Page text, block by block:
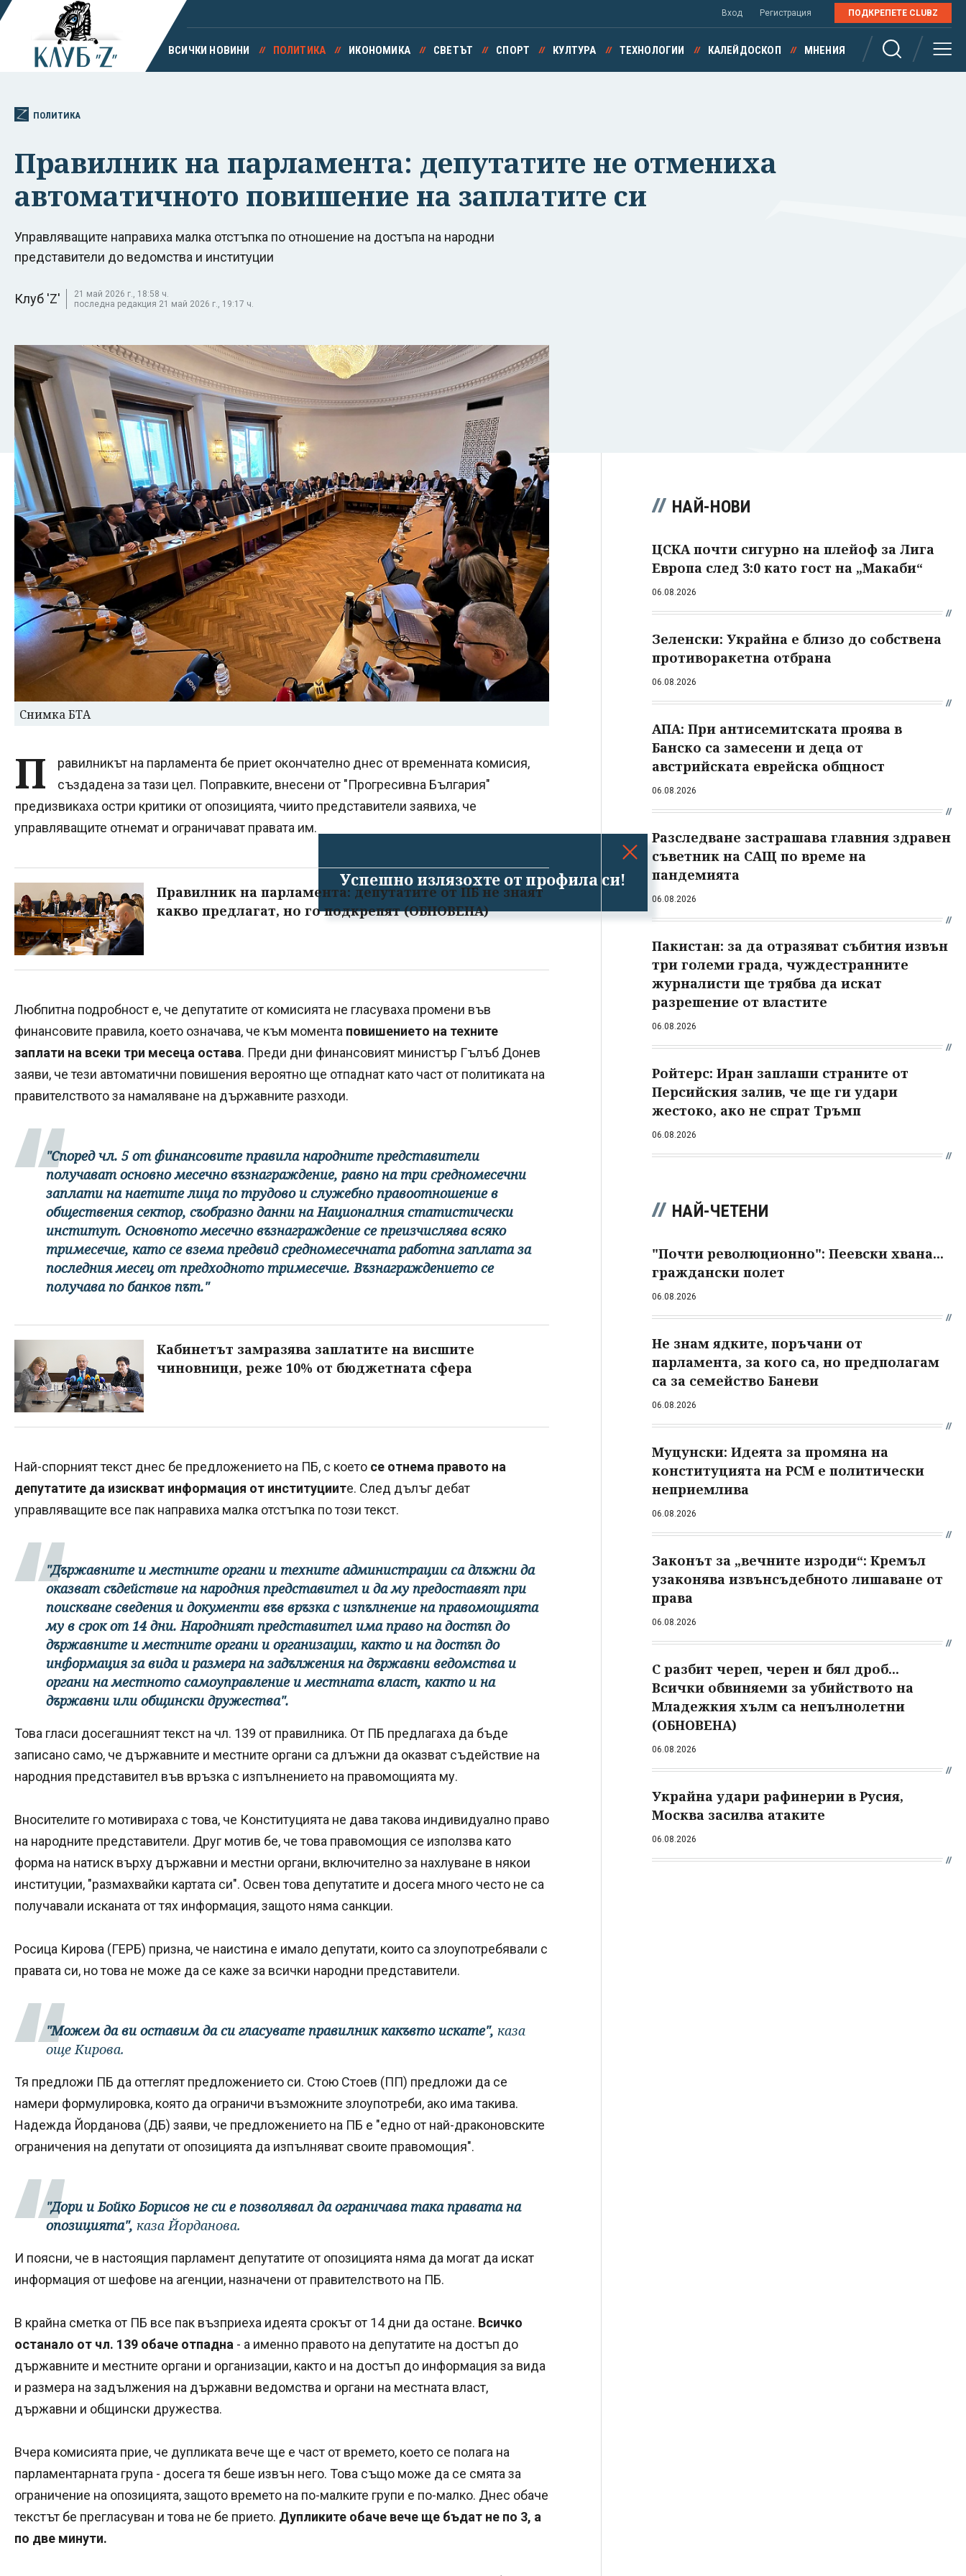
Успешно излязохте от профила си!
Вход Регистрация ПОДКРЕПЕТЕ CLUBZ
ВСИЧКИ НОВИНИ ПОЛИТИКА ИКОНОМИКА СВЕТЪТ СПОРТ КУЛТУРА ТЕХНОЛОГИИ КАЛЕЙДОСКОП МНЕНИЯ
ПОЛИТИКА
Правилник на парламента: депутатите не отмениха
автоматичното повишение на заплатите си
Управляващите направиха малка отстъпка по отношение на достъпа на народни
представители до ведомства и институции
Клуб 'Z'
21 май 2026 г., 18:58 ч.
последна редакция 21 май 2026 г., 19:17 ч.
Снимка БТА
П
равилникът на парламента бе приет окончателно днес от временната комисия,
създадена за тази цел. Поправките, внесени от "Прогресивна България"
предизвикаха остри критики от опозицията, чиито представители заявиха, че
управляващите отнемат и ограничават правата им.
Правилник на парламента: депутатите от ПБ не знаят
какво предлагат, но го подкрепят (ОБНОВЕНА)
Любпитна подробност е, че депутатите от комисията не гласуваха промени във
финансовите правила, което означава, че към момента повишението на техните
заплати на всеки три месеца остава. Преди дни финансовият министър Гълъб Донев
заяви, че тези автоматични повишения вероятно ще отпаднат като част от политиката на
правителството за намаляване на държавните разходи.
"Според чл. 5 от финансовите правила народните представители
получават основно месечно възнаграждение, равно на три средномесечни
заплати на наетите лица по трудово и служебно правоотношение в
обществения сектор, съобразно данни на Националния статистически
институт. Основното месечно възнаграждение се преизчислява всяко
тримесечие, като се взема предвид средномесечната работна заплата за
последния месец от предходното тримесечие. Възнаграждението се
получава по банков път."
Кабинетът замразява заплатите на висшите
чиновници, реже 10% от бюджетната сфера
Най-спорният текст днес бе предложението на ПБ, с което се отнема правото на
депутатите да изискват информация от институциите. След дълъг дебат
управляващите все пак направиха малка отстъпка по този текст.
"Държавните и местните органи и техните администрации са длъжни да
оказват съдействие на народния представител и да му предоставят при
поискване сведения и документи във връзка с изпълнение на правомощията
му в срок от 14 дни. Народният представител има право на достъп до
държавните и местните органи и организации, както и на достъп до
информация за вида и размера на задължения на държавни ведомства и
органи на местното самоуправление и местната власт, както и на
държавни или общински дружества".
Това гласи досегашният текст на чл. 139 от правилника. От ПБ предлагаха да бъде
записано само, че държавните и местните органи са длъжни да оказват съдействие на
народния представител във връзка с изпълнението на правомощията му.
Вносителите го мотивираха с това, че Конституцията не дава такова индивидуално право
на народните представители. Друг мотив бе, че това правомощия се използва като
форма на натиск върху държавни и местни органи, включително за нахлуване в някои
институции, "размахвайки картата си". Освен това депутатите и досега много често не са
получавали исканата от тях информация, защото няма санкции.
Росица Кирова (ГЕРБ) призна, че наистина е имало депутати, които са злоупотребявали с
правата си, но това не може да се каже за всички народни представители.
"Можем да ви оставим да си гласувате правилник какъвто искате", каза
още Кирова.
Тя предложи ПБ да оттеглят предложението си. Стою Стоев (ПП) предложи да се
намери формулировка, която да ограничи възможните злоупотреби, ако има такива.
Надежда Йорданова (ДБ) заяви, че предложението на ПБ е "едно от най-драконовските
ограничения на депутати от опозицията да изпълняват своите правомощия".
"Дори и Бойко Борисов не си е позволявал да ограничава така правата на
опозицията", каза Йорданова.
И поясни, че в настоящия парламент депутатите от опозицията няма да могат да искат
информация от шефове на агенции, назначени от правителството на ПБ.
В крайна сметка от ПБ все пак възприеха идеята срокът от 14 дни да остане. Всичко
останало от чл. 139 обаче отпадна - а именно правото на депутатите на достъп до
държавните и местните органи и организации, както и на достъп до информация за вида
и размера на задължения на държавни ведомства и органи на местната власт,
държавни и общински дружества.
Вчера комисията прие, че дупликата вече ще е част от времето, което се полага на
парламентарната група - досега тя беше извън него. Това също може да се смята за
ограничение на опозицията, защото времето на по-малките групи е по-малко. Днес обаче
текстът бе прегласуван и това не бе прието. Дупликите обаче вече ще бъдат не по 3, а
по две минути.
НАЙ-НОВИ
ЦСКА почти сигурно на плейоф за Лига
Европа след 3:0 като гост на „Макаби“
06.08.2026
Зеленски: Украйна е близо до собствена
противоракетна отбрана
06.08.2026
АПА: При антисемитската проява в
Банско са замесени и деца от
австрийската еврейска общност
06.08.2026
Разследване застрашава главния здравен
съветник на САЩ по време на
пандемията
06.08.2026
Пакистан: за да отразяват събития извън
три големи града, чуждестранните
журналисти ще трябва да искат
разрешение от властите
06.08.2026
Ройтерс: Иран заплаши страните от
Персийския залив, че ще ги удари
жестоко, ако не спрат Тръмп
06.08.2026
НАЙ-ЧЕТЕНИ
"Почти революционно": Пеевски хвана...
граждански полет
06.08.2026
Не знам ядките, поръчани от
парламента, за кого са, но предполагам
са за семейство Баневи
06.08.2026
Муцунски: Идеята за промяна на
конституцията на РСМ е политически
неприемлива
06.08.2026
Законът за „вечните изроди“: Кремъл
узаконява извънсъдебното лишаване от
права
06.08.2026
С разбит череп, черен и бял дроб...
Всички обвиняеми за убийството на
Младежкия хълм са непълнолетни
(ОБНОВЕНА)
06.08.2026
Украйна удари рафинерии в Русия,
Москва засилва атаките
06.08.2026